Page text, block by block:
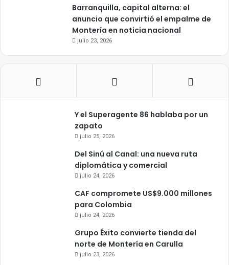
Barranquilla, capital alterna: el
anuncio que convirtió el empalme de
Montería en noticia nacional
julio 23, 2026
Y el Superagente 86 hablaba por un
zapato
julio 25, 2026
Del Sinú al Canal: una nueva ruta
diplomática y comercial
julio 24, 2026
CAF compromete US$9.000 millones
para Colombia
julio 24, 2026
Grupo Éxito convierte tienda del
norte de Montería en Carulla
julio 23, 2026